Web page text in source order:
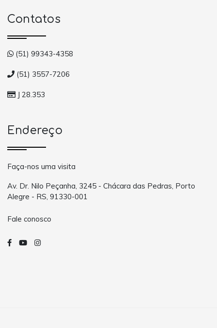
Contatos
(51) 99343-4358
(51) 3557-7206
J 28.353
Endereço
Faça-nos uma visita
Av. Dr. Nilo Peçanha, 3245 - Chácara das Pedras, Porto
Alegre - RS, 91330-001
Fale conosco